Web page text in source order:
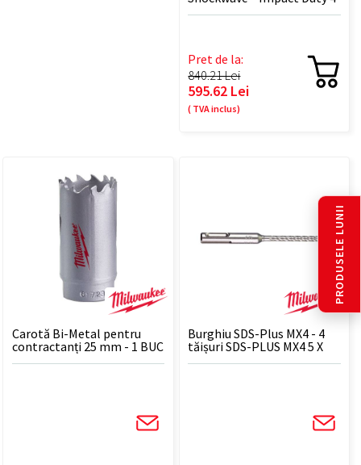
- 30 mm - 1 BUC
Pret de la:
840.21 Lei
595.62 Lei
( TVA inclus)
Carotă Bi-Metal pentru
contractanți 25 mm - 1 BUC
Burghiu SDS-Plus MX4 - 4
tăișuri SDS-PLUS MX4 5 X
115 - 1 BUC
PRODUSELE LUNII